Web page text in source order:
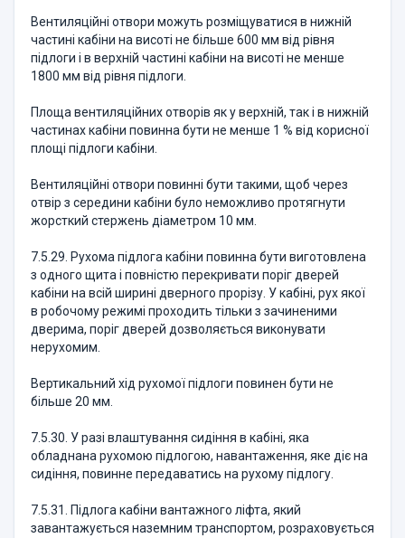
Вентиляційні отвори можуть розміщуватися в нижній
частині кабіни на висоті не більше 600 мм від рівня
підлоги і в верхній частині кабіни на висоті не менше
1800 мм від рівня підлоги.
Площа вентиляційних отворів як у верхній, так і в нижній
частинах кабіни повинна бути не менше 1 % від корисної
площі підлоги кабіни.
Вентиляційні отвори повинні бути такими, щоб через
отвір з середини кабіни було неможливо протягнути
жорсткий стержень діаметром 10 мм.
7.5.29. Рухома підлога кабіни повинна бути виготовлена
з одного щита і повністю перекривати поріг дверей
кабіни на всій ширині дверного прорізу. У кабіні, рух якої
в робочому режимі проходить тільки з зачиненими
дверима, поріг дверей дозволяється виконувати
нерухомим.
Вертикальний хід рухомої підлоги повинен бути не
більше 20 мм.
7.5.30. У разі влаштування сидіння в кабіні, яка
обладнана рухомою підлогою, навантаження, яке діє на
сидіння, повинне передаватись на рухому підлогу.
7.5.31. Підлога кабіни вантажного ліфта, який
завантажується наземним транспортом, розраховується